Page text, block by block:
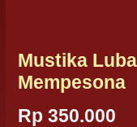
Mustika
Mempesona
Rp 350.000